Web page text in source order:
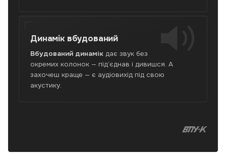
Динамік вбудований
Вбудований динамік дає звук без
окремих колонок — під’єднав і дивишся. А
захочеш краще — є аудіовихід під свою
акустику.